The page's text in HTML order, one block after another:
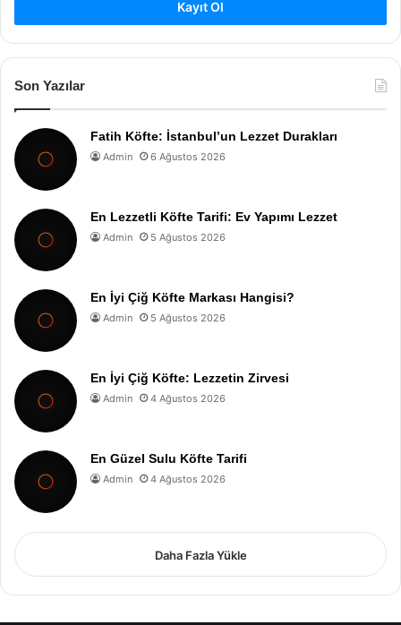
Kayıt Ol
Son Yazılar
Fatih Köfte: İstanbul’un Lezzet Durakları
Admin 6 Ağustos 2026
En Lezzetli Köfte Tarifi: Ev Yapımı Lezzet
Admin 5 Ağustos 2026
En İyi Çiğ Köfte Markası Hangisi?
Admin 5 Ağustos 2026
En İyi Çiğ Köfte: Lezzetin Zirvesi
Admin 4 Ağustos 2026
En Güzel Sulu Köfte Tarifi
Admin 4 Ağustos 2026
Daha Fazla Yükle